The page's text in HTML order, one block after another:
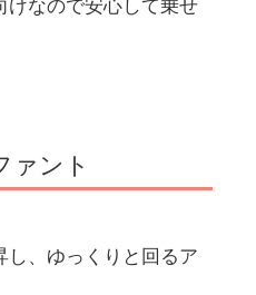
けなので安心して乗せ
ァント
し、ゆっくりと回るア